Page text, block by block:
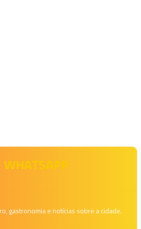
WHATSAPP
gastronomia e notícias sobre a cidade.